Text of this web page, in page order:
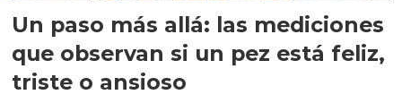
Un paso más allá: las mediciones
que observan si un pez está feliz,
triste o ansioso